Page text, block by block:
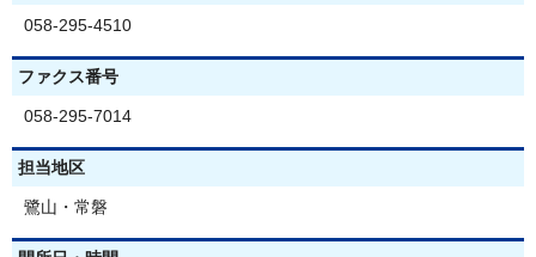
058-295-4510
ファクス番号
058-295-7014
担当地区
鷺山・常磐